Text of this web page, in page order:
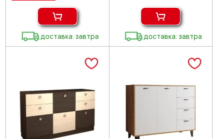
доставка: завтра доставка: завтра